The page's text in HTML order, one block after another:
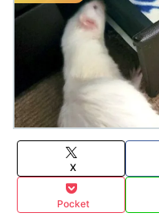
X
Pocket